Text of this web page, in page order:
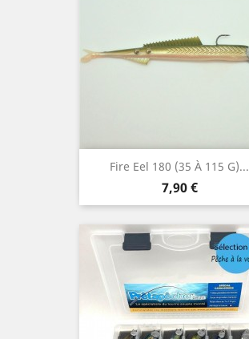
Fire Eel 180 (35 À 115 G)...
Prix
7,90 €